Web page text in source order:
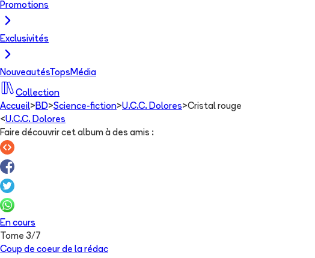
Promotions
Exclusivités
NouveautésTops Média
Collection
Accueil> BD>Science-fiction>U.C.C. Dolores>Cristal rouge
<U.C.C. Dolores
Faire découvrir cet album à des amis :
En cours
Tome 3/ 7
Coup de coeur de la rédac